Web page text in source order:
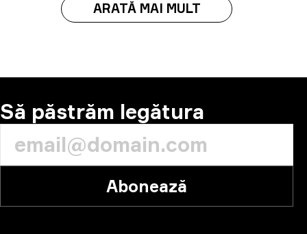
ARATĂ MAI MULT
Să păstrăm legătura
Abonează